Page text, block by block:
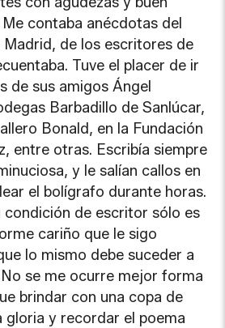
contaba anécdotas del
de los escritores de
Tuve el placer de ir
de sus amigos Ángel
Barbadillo de Sanlúcar,
Bonald, en la Fundación
entre otras. Escribía siempre
y le salían callos en
el bolígrafo durante horas.
condición de escritor sólo es
cariño que le sigo
lo mismo debe suceder a
se me ocurre mejor forma
brindar con una copa de
gloria y recordar el poema